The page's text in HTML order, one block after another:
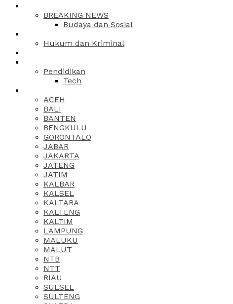
BREAKING NEWS
Budaya dan Sosial
Hukum dan Kriminal
Pendidikan
Tech
ACEH
BALI
BANTEN
BENGKULU
GORONTALO
JABAR
JAKARTA
JATENG
JATIM
KALBAR
KALSEL
KALTARA
KALTENG
KALTIM
LAMPUNG
MALUKU
MALUT
NTB
NTT
RIAU
SULSEL
SULTENG